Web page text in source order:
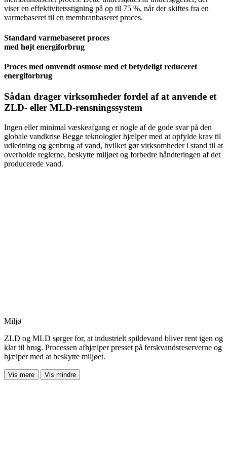
viser en effektivitetsstigning på op til 75 %, når der skiftes fra en
varmebaseret til en membranbaseret proces.
Standard varmebaseret proces
med højt energiforbrug
Proces med omvendt osmose med et betydeligt reduceret
energiforbrug
Sådan drager virksomheder fordel af at anvende et
ZLD- eller MLD-rensningssystem
Ingen eller minimal væskeafgang er nogle af de gode svar på den
globale vandkrise Begge teknologier hjælper med at opfylde krav til
udledning og genbrug af vand, hvilket gør virksomheder i stand til at
overholde reglerne, beskytte miljøet og forbedre håndteringen af det
producerede vand.
Miljø
ZLD og MLD sørger for, at industrielt spildevand bliver rent igen og
klar til brug. Processen afhjælper presset på ferskvandsreserverne og
hjælper med at beskytte miljøet.
Vis mere Vis mindre